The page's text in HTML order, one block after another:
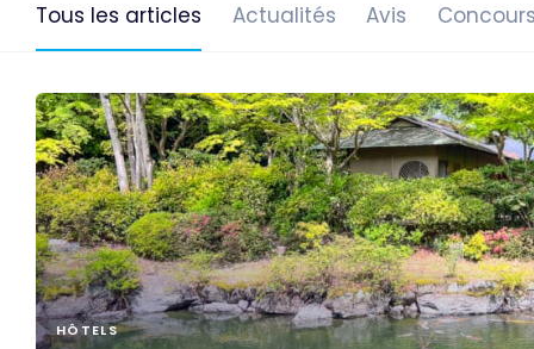
Tous les articles Actualités Avis Concours
HÔTELS